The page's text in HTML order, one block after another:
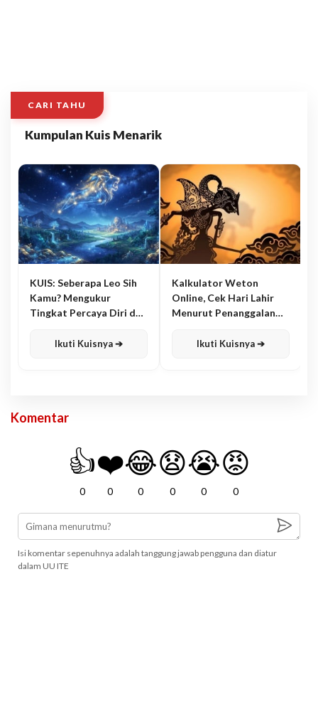
CARI TAHU
Kumpulan Kuis Menarik
KUIS: Seberapa Leo Sih
Kamu? Mengukur
Tingkat Percaya Diri dan
Ikuti Kuisnya ➔
Kalkulator Weton
Online, Cek Hari Lahir
Menurut Penanggalan
Ikuti Kuisnya ➔
Komentar
👍
0
❤️
0
😂
0
😧
0
😭
0
😡
0
Isi komentar sepenuhnya adalah tanggung jawab pengguna dan diatur
dalam UU ITE